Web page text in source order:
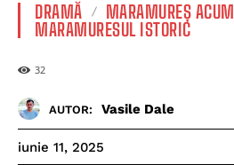
DRAMĂ
MARAMUREȘ ACUM
MARAMURESUL ISTORIC
32
AUTOR: Vasile Dale
iunie 11, 2025